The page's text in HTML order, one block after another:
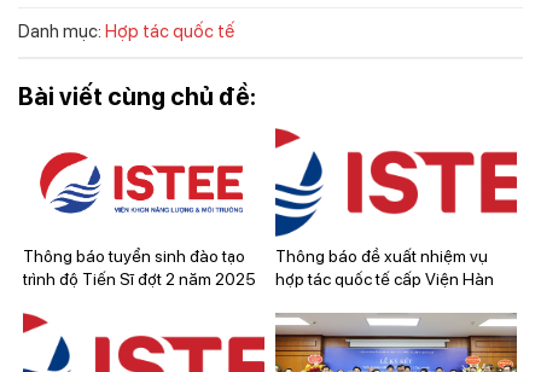
Danh mục: Hợp tác quốc tế
Bài viết cùng chủ đề:
Thông báo tuyển sinh đào tạo
trình độ Tiến Sĩ đợt 2 năm 2025
Thông báo đề xuất nhiệm vụ
hợp tác quốc tế cấp Viện Hàn
Nam với Viện Hàn lâm Khoa học
Bulgaria giai đoạn 2026-2027